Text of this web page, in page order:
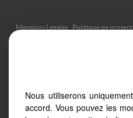
Mentions Légales Politique de
Afin de vous offrir un
automatiquement aux
Nous utiliserons
accord. Vous pouvez les